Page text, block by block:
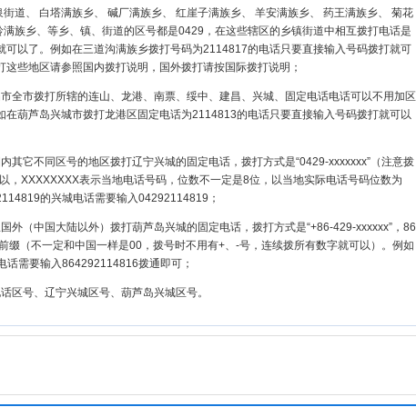
道、 白塔满族乡、 碱厂满族乡、 红崖子满族乡、 羊安满族乡、 药王满族乡、 菊花
族乡、等乡、镇、街道的区号都是0429，在这些辖区的乡镇街道中相互拨打电话是
可以了。例如在三道沟满族乡拨打号码为2114817的电话只要直接输入号码拨打就可
些地区请参照国内拨打说明，国外拨打请按国际拨打说明；
市全市拨打所辖的连山、 龙港、 南票、 绥中、 建昌、 兴城、固定电话电话可以不用加区
在葫芦岛兴城市拨打龙港区固定电话为2114813的电话只要直接输入号码拨打就可以
内其它不同区号的地区拨打辽宁兴城的固定电话，拨打方式是“0429-xxxxxxx”（注意拨
，XXXXXXXX表示当地电话号码，位数不一定是8位，以当地实际电话号码位数为
的兴城电话需要输入04292114819；
国外（中国大陆以外）拨打葫芦岛兴城的固定电话，拨打方式是“+86-429-xxxxxx”，86
缀（不一定和中国一样是00，拨号时不用有+、-号，连续拨所有数字就可以）。例如
话需要输入864292114816拨通即可；
区号、辽宁兴城区号、葫芦岛兴城区号。